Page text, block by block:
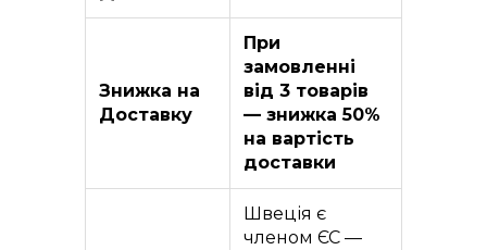
Знижка на
Доставку
При
замовленні
від 3 товарів
— знижка 50%
на вартість
доставки
Швеція є
членом ЄС —